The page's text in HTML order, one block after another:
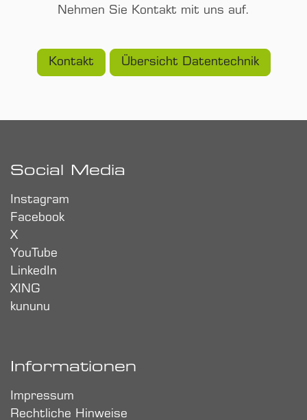
Nehmen Sie Kontakt mit uns auf.
Kontakt Übersicht Datentechnik
Social Media
Instagram
Facebook
X
YouTube
LinkedIn
XING
kununu
Informationen
Impressum
Rechtliche Hinweise